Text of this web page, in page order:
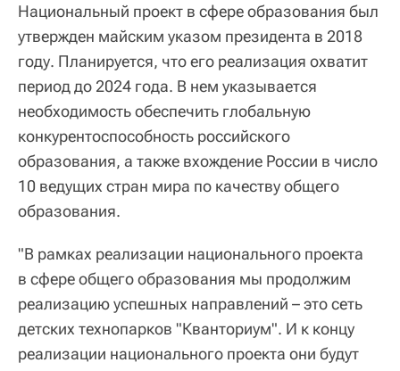
Национальный проект в сфере образования был
утвержден майским указом президента в 2018
году. Планируется, что его реализация охватит
период до 2024 года. В нем указывается
необходимость обеспечить глобальную
конкурентоспособность российского
образования, а также вхождение России в число
10 ведущих стран мира по качеству общего
образования.
"В рамках реализации национального проекта
в сфере общего образования мы продолжим
реализацию успешных направлений – это сеть
детских технопарков "Кванториум". И к концу
реализации национального проекта они будут